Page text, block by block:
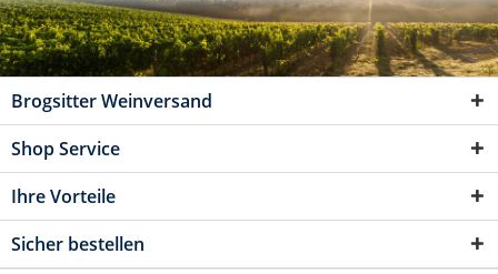
Brogsitter Weinversand
Shop Service
Ihre Vorteile
Sicher bestellen